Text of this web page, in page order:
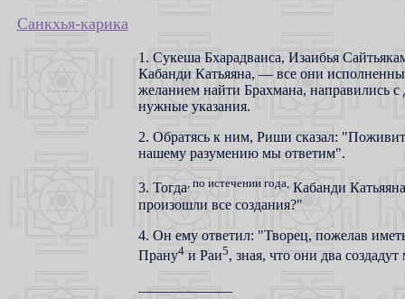
Санкхья-карика
1. Сукеша Бхарадваиса, Изаибья
Кабанди Катьяяна, — все они
желанием найти Брахмана, направились
нужные указания.
2. Обратясь к ним, Риши сказал:
нашему разумению мы ответим".
3. Тогда, по истечении года, Кабанди
произошли все создания?"
4. Он ему ответил: "Творец, пожелав
Прану4 и Раи5, зная, что они два